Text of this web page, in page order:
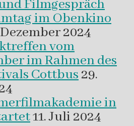
Filmgespräch
im Obenkino
2024
vom
im Rahmen des
Cottbus 29.
in
11. Juli 2024